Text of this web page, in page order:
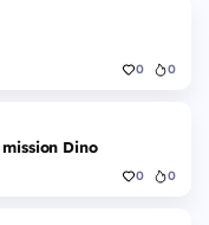
0 0
Dino
0 0